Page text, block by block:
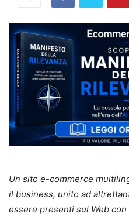
Un sito e-commerce
il business, unito ad
essere presenti sul Web